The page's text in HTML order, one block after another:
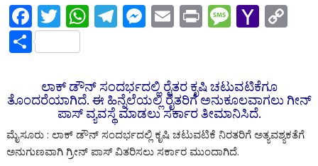
F
ac
e
b
o
o
k
T
w
itt
er
W
s
A
p
p
T
gr
a
m
M
e
n
g
er
E
l
Pr M
a
g
e
Y
o
o
M
ai
Li
n
S
ar
e
ಲಾಕ್ ಡೌನ್ ಸಂದರ್ಭದಲ್ಲಿ ರೈತರ ಕೃಷಿ ಚಟುವಟಿಕೆಗೂ
ತೊಂದರೆಯಾಗಿದೆ. ಈ ಹಿನ್ನೆಲೆಯಲ್ಲಿ ರೈತರಿಗೆ ಅನುಕೂಲವಾಗಲು ಗೀನ್
ಪಾಸ್ ವ್ಯವಸ್ಥೆ ಮಾಡಲು ಸರ್ಕಾರ ತೀಮಾನಿಸಿದೆ.
ಮೈಸೂರು : ಲಾಕ್ ಡೌನ್ ಸಂದರ್ಭದಲ್ಲಿ ಕೃಷಿ ಚಟುವಟಿಕೆ‌ ನಿರತರಿಗೆ ಅತ್ಯವಶ್ಯಕತೆಗೆ
ಅನುಗುಣವಾಗಿ ಗ್ರೀನ್ ಪಾಸ್ ವಿತರಿಸಲು ಸರ್ಕಾರ ಮುಂದಾಗಿದೆ.